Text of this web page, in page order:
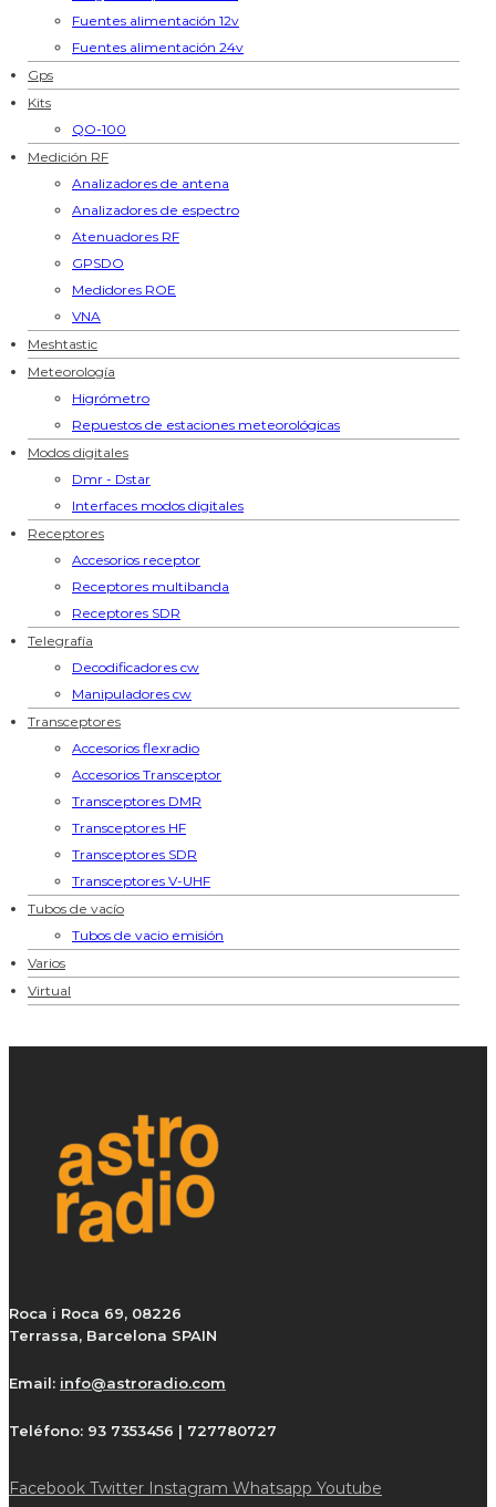
Fuentes alimentación 12v
Fuentes alimentación 24v
Gps
Kits
QO-100
Medición RF
Analizadores de antena
Analizadores de espectro
Atenuadores RF
GPSDO
Medidores ROE
VNA
Meshtastic
Meteorología
Higrómetro
Repuestos de estaciones meteorológicas
Modos digitales
Dmr - Dstar
Interfaces modos digitales
Receptores
Accesorios receptor
Receptores multibanda
Receptores SDR
Telegrafía
Decodificadores cw
Manipuladores cw
Transceptores
Accesorios flexradio
Accesorios Transceptor
Transceptores DMR
Transceptores HF
Transceptores SDR
Transceptores V-UHF
Tubos de vacío
Tubos de vacio emisión
Varios
Virtual
Roca i Roca 69, 08226
Terrassa, Barcelona SPAIN
Email: info@astroradio.com
Teléfono: 93 7353456 | 727780727
Facebook Twitter Instagram Whatsapp Youtube